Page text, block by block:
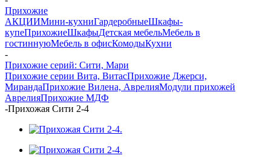
Прихожие
АКЦИИМини-кухниГардеробныеШкафы-
купеПрихожиеШкафыДетская мебельМебель в
гостиннуюМебель в офисКомодыКухни
-
Прихожие серий: Сити, Мари
Прихожие серии Вита, ВитасПрихожие Джерси,
МирандаПрихожие Вилена, АврелияМодули прихожей
АврелияПрихожие МДФ
-Прихожая Сити 2-4